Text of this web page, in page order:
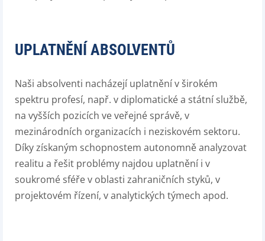
UPLATNĚNÍ ABSOLVENTŮ
Naši absolventi nacházejí uplatnění v širokém
spektru profesí, např. v diplomatické a státní službě,
na vyšších pozicích ve veřejné správě, v
mezinárodních organizacích i neziskovém sektoru.
Díky získaným schopnostem autonomně analyzovat
realitu a řešit problémy najdou uplatnění i v
soukromé sféře v oblasti zahraničních styků, v
projektovém řízení, v analytických týmech apod.